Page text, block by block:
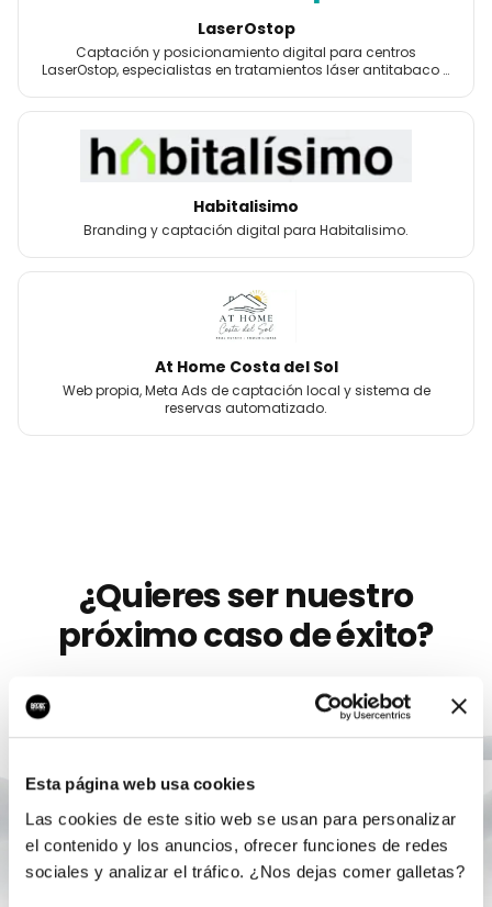
Esta página web usa cookies
Las cookies de este sitio web se usan para personalizar
el contenido y los anuncios, ofrecer funciones de redes
sociales y analizar el tráfico. ¿Nos dejas comer galletas?
LaserOstop
Captación y posicionamiento digital para centros
LaserOstop, especialistas en tratamientos láser antitabaco y
Habitalisimo
Branding y captación digital para Habitalisimo.
At Home Costa del Sol
Web propia, Meta Ads de captación local y sistema de
reservas automatizado.
¿Quieres ser nuestro
próximo caso de éxito?
a crecer con marketing digital serio. Sin
permanencia, sin humo, con un único responsable.
Agendar auditoría gratis